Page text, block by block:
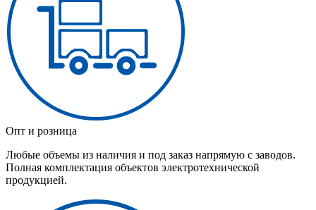
Опт и розница
Любые объемы из наличия и под заказ напрямую с заводов.
Полная комплектация объектов электротехнической
продукцией.